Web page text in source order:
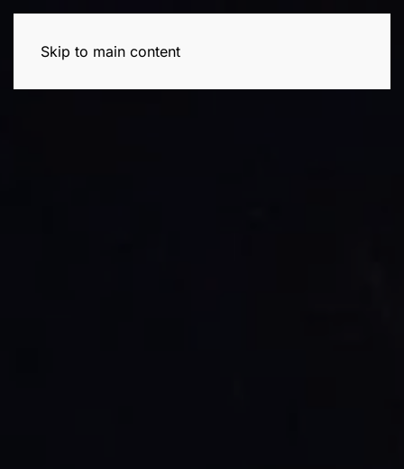
Skip to main content